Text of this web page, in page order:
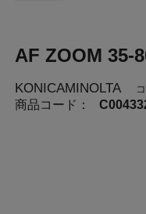
AF ZOOM 35-
KONICAMINOLTA
商品コード：